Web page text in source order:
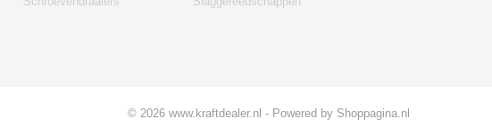
© 2026 www.kraftdealer.nl - Powered by Shoppagina.nl